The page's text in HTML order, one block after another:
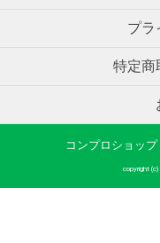
プラ
特定商
コンプロショッ
copyright